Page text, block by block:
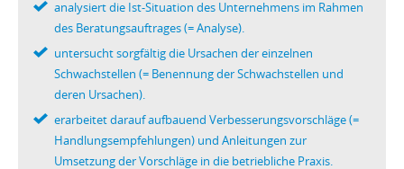
analysiert die Ist-Situation des Unternehmens im Rahmen
des Beratungsauftrages (= Analyse).
untersucht sorgfältig die Ursachen der einzelnen
Schwachstellen (= Benennung der Schwachstellen und
deren Ursachen).
erarbeitet darauf aufbauend Verbesserungsvorschläge (=
Handlungsempfehlungen) und Anleitungen zur
Umsetzung der Vorschläge in die betriebliche Praxis.